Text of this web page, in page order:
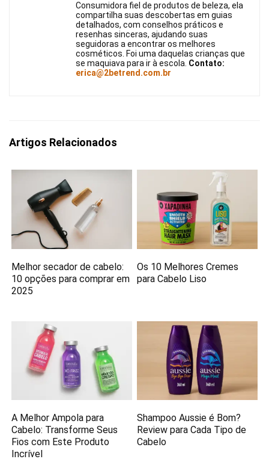
Consumidora fiel de produtos de beleza, ela
compartilha suas descobertas em guias
detalhados, com conselhos práticos e
resenhas sinceras, ajudando suas
seguidoras a encontrar os melhores
cosméticos. Foi uma daquelas crianças que
se maquiava para ir à escola. Contato:
erica@2betrend.com.br
Artigos Relacionados
Melhor secador de cabelo:
10 opções para comprar em
2025
Os 10 Melhores Cremes
para Cabelo Liso
A Melhor Ampola para
Cabelo: Transforme Seus
Fios com Este Produto
Incrível
Shampoo Aussie é Bom?
Review para Cada Tipo de
Cabelo